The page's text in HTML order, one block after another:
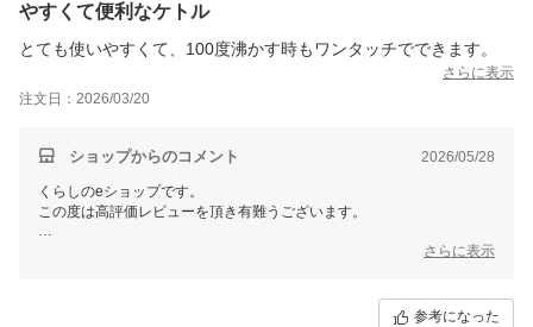
やすくて便利なケトル
とても使いやすくて、100度沸かす時もワンタッチでできます。
さらに表示
注文日：2026/03/20
ショップからのコメント 2026/05/28
くらしのeショップです。
この度は高評価レビューを頂き有難うございます。
使い勝手の良さやワンタッチで簡単に100度に設定できる点をお気に召
よう工夫しております。これからもお客様の日々の生活を少しでも豊か
さらに表示
参考になった